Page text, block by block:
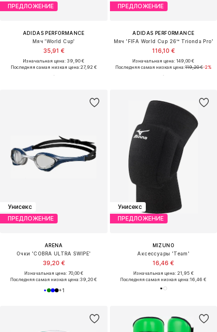
ПРЕДЛОЖЕНИЕ
ADIDAS PERFORMANCE
Мяч 'World Cup'
35,91 €
Изначальная цена: 39,90 €
Последняя самая низкая цена:27,92 €
ПРЕДЛОЖЕНИЕ
ADIDAS PERFORMANCE
Мяч 'FIFA World Cup 26™ Trionda Pro'
116,10 €
Изначальная цена: 149,00 €
Последняя самая низкая цена:119,20 €-2%
Унисекс
ПРЕДЛОЖЕНИЕ
ARENA
Очки 'COBRA ULTRA SWIPE'
39,20 €
Изначальная цена: 70,00 €
Последняя самая низкая цена:39,20 €
+1
Унисекс
ПРЕДЛОЖЕНИЕ
MIZUNO
Аксессуары 'Team'
16,46 €
Изначальная цена: 21,95 €
Последняя самая низкая цена:16,46 €